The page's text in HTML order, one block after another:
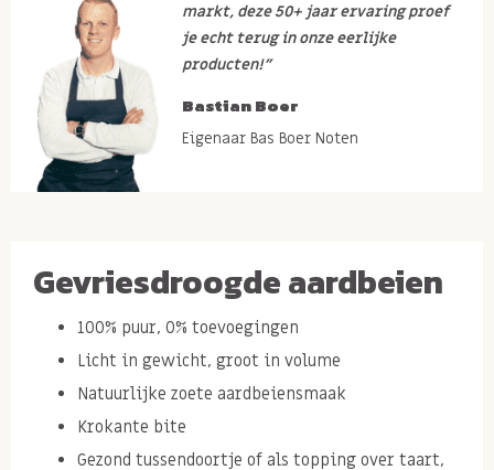
markt, deze 50+ jaar ervaring proef
je echt terug in onze eerlijke
producten!”
Bastian Boer
Eigenaar Bas Boer Noten
Gevriesdroogde aardbeien
100% puur, 0% toevoegingen
Licht in gewicht, groot in volume
Natuurlijke zoete aardbeiensmaak
Krokante bite
Gezond tussendoortje of als topping over taart,